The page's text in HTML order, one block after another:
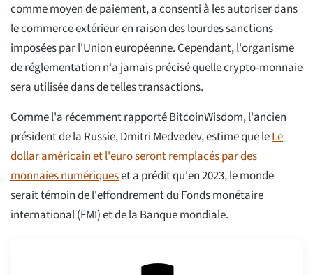
comme moyen de paiement, a consenti à les autoriser dans
le commerce extérieur en raison des lourdes sanctions
imposées par l'Union européenne. Cependant, l'organisme
de réglementation n'a jamais précisé quelle crypto-monnaie
sera utilisée dans de telles transactions.
Comme l'a récemment rapporté BitcoinWisdom, l'ancien
président de la Russie, Dmitri Medvedev, estime que leLe
dollar américain et l'euro seront remplacés par des
monnaies numériqueset a prédit qu'en 2023, le monde
serait témoin de l'effondrement du Fonds monétaire
international (FMI) et de la Banque mondiale.